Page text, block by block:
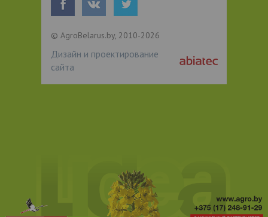
© AgroBelarus.by, 2010-2026
Дизайн и проектирование
сайта